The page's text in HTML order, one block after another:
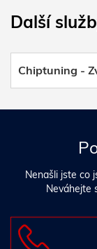
Další
Chiptuning -
Nenašli jste co
Neváhejte